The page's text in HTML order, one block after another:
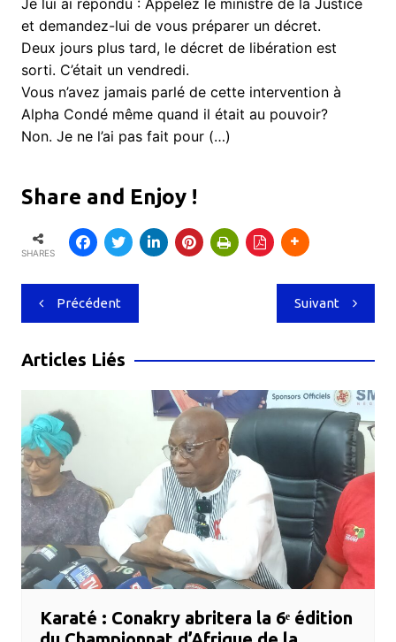
et demandez-lui de vous préparer un décret.
Deux jours plus tard, le décret de libération est
sorti. C’était un vendredi.
Vous n’avez jamais parlé de cette intervention à
Alpha Condé même quand il était au pouvoir?
Non. Je ne l’ai pas fait pour (…)
Share and Enjoy !
SHARES
Navigation
de
l’article
Précédent Suivant
Articles Liés
Karaté : Conakry abritera la 6ᵉ édition